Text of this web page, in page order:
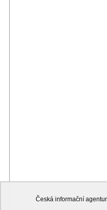
Česká informační